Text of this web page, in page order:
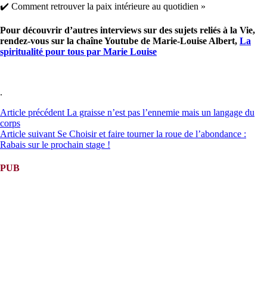
✔️ Comment retrouver la paix intérieure au quotidien »
Pour découvrir d’autres interviews sur des sujets reliés à la Vie,
rendez-vous sur la chaîne Youtube de Marie-Louise Albert, La
spiritualité pour tous par Marie Louise
.
Lire
la
suite
Article précédent La graisse n’est pas l’ennemie mais un langage du
corps
Article suivant Se Choisir et faire tourner la roue de l’abondance :
Rabais sur le prochain stage !
PUB